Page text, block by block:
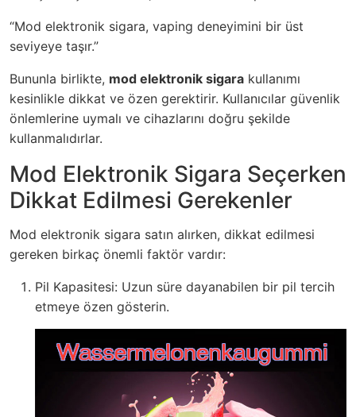
“Mod elektronik sigara, vaping deneyimini bir üst
seviyeye taşır.”
Bununla birlikte, mod elektronik sigara kullanımı
kesinlikle dikkat ve özen gerektirir. Kullanıcılar güvenlik
önlemlerine uymalı ve cihazlarını doğru şekilde
kullanmalıdırlar.
Mod Elektronik Sigara Seçerken
Dikkat Edilmesi Gerekenler
Mod elektronik sigara satın alırken, dikkat edilmesi
gereken birkaç önemli faktör vardır:
Pil Kapasitesi: Uzun süre dayanabilen bir pil tercih
etmeye özen gösterin.